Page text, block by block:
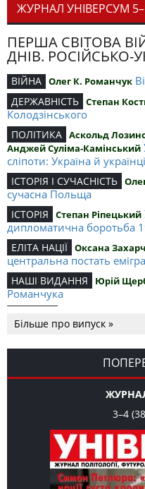
ЖУРНАЛ УНІВЕРСУМ
ПЕРША СВІТОВА
ДНІВ. РОСІЙСЬКО-
ВІЙНА Олег К. Романчук
ДЕРЖАВНІСТЬ Степан
Колодзінського
ПОЛІТИКА Аскольд
Анджей Суліма-Камінський
сліпоти: Україна й
ІСТОРІЯ І СУЧАСНІСТЬ
сучасна Польща
ІСТОРІЯ Степан Ріпецький
дипломатична боротьба
ЕЛІТА НАЦІЇ Оксана
центральна постать
НАШІ ВИДАННЯ Юрій
Романчука
Романчука
СЛОВО РЕДАКЦІЙНЕ Олег
як уособлення української
Більше про випуск »
3–4